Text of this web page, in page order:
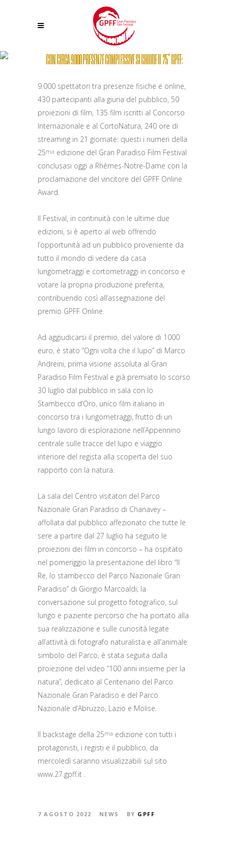
CON CIRCA 9000 PRESENZE COMPLESSIVE SI CHIUDE IL 25° GPFF:
IL GPFF ONLINE AWARD A “OGNI VOLTA CHE IL LUPO” DI MARCO
ANDREINI
9.000 spettatori tra presenze fisiche e online,
430 partecipanti alla giuria del pubblico, 50
proiezioni di film, 135 film iscritti al Concorso
Internazionale e al CortoNatura, 240 ore di
streaming in 21 giornate: questi i numeri della
25ma edizione del Gran Paradiso Film Festival
conclusasi oggi a Rhêmes-Notre-Dame con la
proclamazione del vincitore del GPFF Online
Award.
Il Festival, in continuità con le ultime due
edizioni, si è aperto al web offrendo
l’opportunità ad un pubblico proveniente da
tutto il mondo di vedere da casa
lungometraggi e cortometraggi in concorso e
votare la propria produzione preferita,
contribuendo così all’assegnazione del
premio GPFF Online.
Ad aggiudicarsi il premio, del valore di 1000
euro, è stato “Ogni volta che il lupo” di Marco
Andreini, prima visione assoluta al Gran
Paradiso Film Festival e già premiato lo scorso
30 luglio dal pubblico in sala con lo
Stambecco d’Oro, unico film italiano in
concorso tra i lungometraggi, frutto di un
lungo lavoro di esplorazione nell’Appennino
centrale sulle tracce del lupo e viaggio
interiore del regista alla scoperta del suo
rapporto con la natura.
La sala del Centro visitatori del Parco
Nazionale Gran Paradiso di Chanavey –
affollata dal pubblico affezionato che tutte le
sere a partire dal 27 luglio ha seguito le
proiezioni dei film in concorso – ha ospitato
nel pomeriggio la presentazione del libro “Il
Re, lo stambecco del Parco Nazionale Gran
Paradiso” di Giorgio Marcoaldi; la
conversazione sul progetto fotografico, sul
lungo e paziente percorso che ha portato alla
sua realizzazione e sulle curiosità legate
all’attività di fotografo naturalista e all’animale
simbolo del Parco, è stata seguita dalla
proiezione del video “100 anni insieme per la
natura”, dedicato al Centenario del Parco
Nazionale Gran Paradiso e del Parco
Nazionale d’Abruzzo, Lazio e Molise.
Il backstage della 25ma edizione con tutti i
protagonisti, i registi e il pubblico, da
mercoledì saranno visualizzabili sul sito
www.27.gpff.it .
7 AGOSTO 2022 NEWS BY GPFF